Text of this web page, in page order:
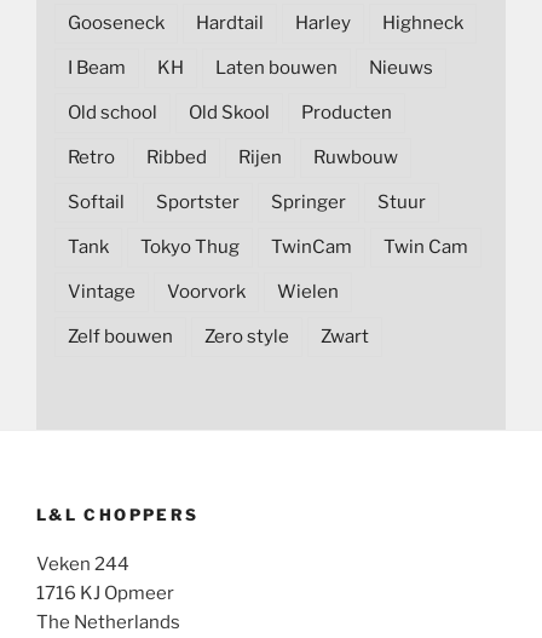
Gooseneck Hardtail Harley Highneck
I Beam KH Laten bouwen Nieuws
Old school Old Skool Producten
Retro Ribbed Rijen Ruwbouw
Softail Sportster Springer Stuur
Tank Tokyo Thug TwinCam Twin Cam
Vintage Voorvork Wielen
Zelf bouwen Zero style Zwart
L&L CHOPPERS
Veken 244
1716 KJ Opmeer
The Netherlands